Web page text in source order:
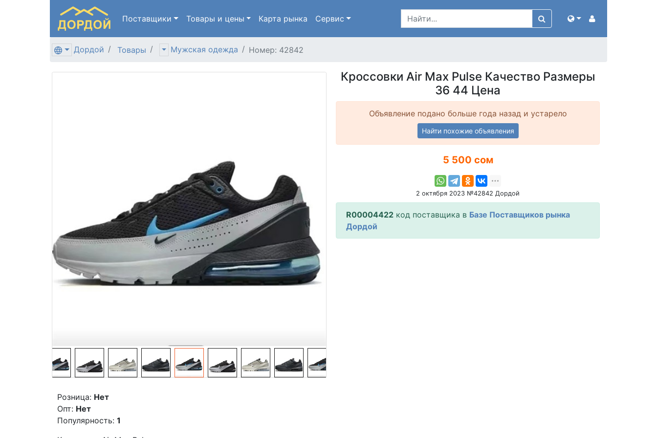
Поставщики Товары и цены Карта рынка Сервис
Дордой Товары Мужская одежда Номер: 42842
Кроссовки Аir Max Pulse Качество Размеры
36 44 Цена
Объявление подано больше года назад и устарело
Найти похожие объявления
5 500 сом
2 октября 2023 №42842 Дордой
R00004422 код поставщика в Базе Поставщиков рынка
Дордой
Розница: Нет
Опт: Нет
Популярность: 1